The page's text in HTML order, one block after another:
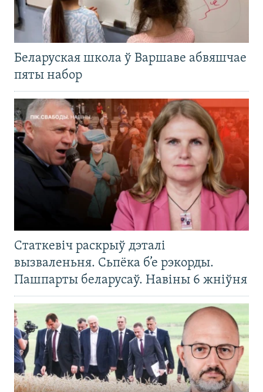
Беларуская школа ў Варшаве абвяшчае
пяты набор
Статкевіч раскрыў дэталі
вызваленьня. Сьпёка б’е рэкорды.
Пашпарты беларусаў. Навіны 6 жніўня